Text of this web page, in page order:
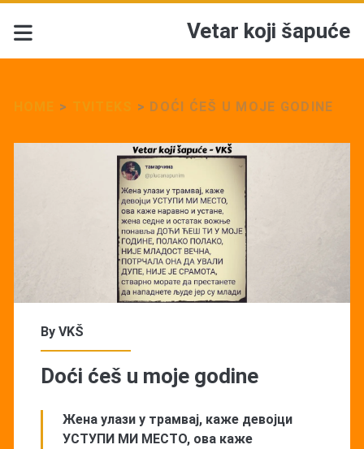
Vetar koji šapuće
> > DOĆI ĆEŠ U MOJE GODINE
By VKŠ
Doći ćeš u moje godine
Жена улази у трамвај, каже девојци
УСТУПИ МИ МЕСТО, ова каже